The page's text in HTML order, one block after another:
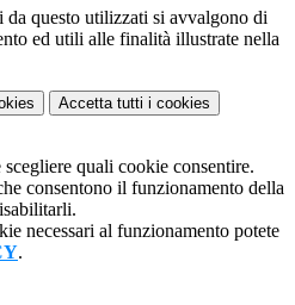
questo utilizzati si avvalgono di
ed utili alle finalità illustrate nella
Accetta tutti i cookies
quali cookie consentire.
consentono il funzionamento della
necessari al funzionamento potete
.